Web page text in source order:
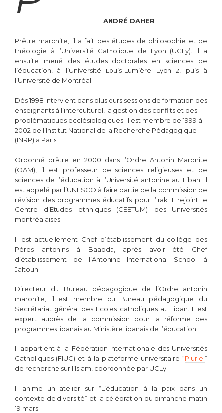
ANDRÉ DAHER
Prêtre maronite, il a fait des études de philosophie et de
théologie à l’Université Catholique de Lyon (UCLy). Il a
ensuite mené des études doctorales en sciences de
l’éducation, à l’Université Louis-Lumière Lyon 2, puis à
l’Université de Montréal.
Dès 1998 intervient dans plusieurs sessions de formation des
enseignants à l’interculturel, la gestion des conflits et des
problématiques ecclésiologiques. Il est membre de 1999 à
2002 de l’Institut National de la Recherche Pédagogique
(INRP) à Paris.
Ordonné prêtre en 2000 dans l’Ordre Antonin Maronite
(OAM), il est professeur de sciences religieuses et de
sciences de l’éducation à l’Université antonine au Liban. Il
est appelé par l’UNESCO à faire partie de la commission de
révision des programmes éducatifs pour l’Irak. Il rejoint le
Centre d’Etudes ethniques (CEETUM) des Universités
montréalaises.
Il est actuellement Chef d’établissement du collège des
Pères antonins à Baabda, après avoir été Chef
d’établissement de l’Antonine International School à
Jaltoun.
Directeur du Bureau pédagogique de l’Ordre antonin
maronite, il est membre du Bureau pédagogique du
Secrétariat général des Ecoles catholiques au Liban. Il est
expert auprès de la commission pour la réforme des
programmes libanais au Ministère libanais de l’éducation.
Il appartient à la Fédération internationale des Universités
Catholiques (FIUC) et à la plateforme universitaire “Pluriel”
de recherche sur l’Islam, coordonnée par UCLy.
Il anime un atelier sur “L’éducation à la paix dans un
contexte de diversité” et la célébration du dimanche matin
19 mars.